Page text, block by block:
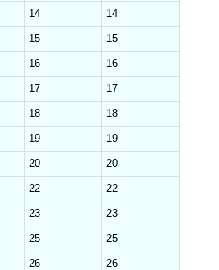
14 14
15 15
16 16
17 17
18 18
19 19
20 20
22 22
23 23
25 25
26 26